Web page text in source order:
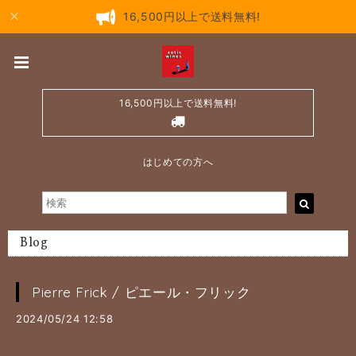
16,500円以上で送料無料!
16,500円以上で送料無料!
はじめての方へ
Blog
Pierre Frick / ピエール・フリック
2024/05/24 12:58